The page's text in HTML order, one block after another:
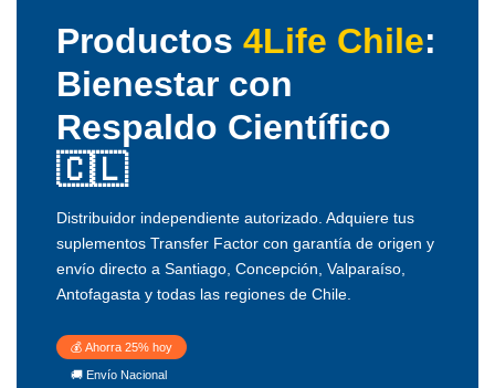
Productos 4Life Chile:
Bienestar con
Respaldo Científico
🇨🇱
Distribuidor independiente autorizado. Adquiere tus
suplementos Transfer Factor con garantía de origen y
envío directo a Santiago, Concepción, Valparaíso,
Antofagasta y todas las regiones de Chile.
💰 Ahorra 25% hoy
🚚 Envío Nacional